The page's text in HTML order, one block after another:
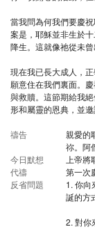
當我問為何我們要慶
案是，耶穌並非生於
降生。這就像祂從未
現在我已長大成人，
願意住在我們裏面。
與救贖。這節期給我
形和屬靈的恩典，並
禱告
親愛的
祢。阿
今日默想
上帝
代禱
第一次
反省問題
1. 你向
誕的方
2. 對你